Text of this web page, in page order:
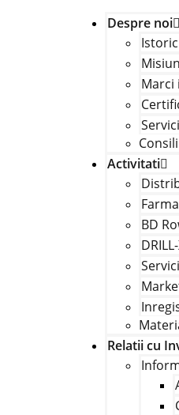
Despre noi
Istoric
Marci
Activitati
BD
Relatii cu